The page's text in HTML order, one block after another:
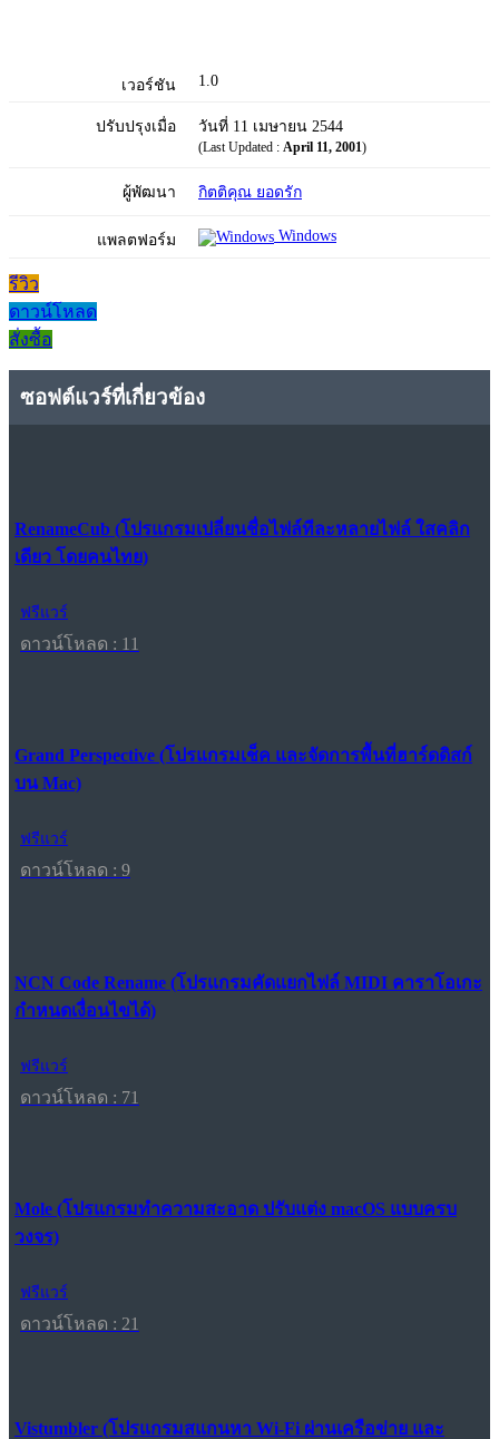
เวอร์ชัน 1.0
ปรับปรุงเมื่อ วันที่ 11 เมษายน 2544
(Last Updated : April 11, 2001)
ผู้พัฒนา กิตติคุณ ยอดรัก
แพลตฟอร์ม Windows
รีวิว
ดาวน์โหลด
สั่งซื้อ
ซอฟต์แวร์ที่เกี่ยวข้อง
RenameCub (โปรแกรมเปลี่ยนชื่อไฟล์ทีละหลายไฟล์ ใสคลิก
เดียว โดยคนไทย)
ฟรีแวร์
ดาวน์โหลด : 11
Grand Perspective (โปรแกรมเช็ค และจัดการพื้นที่ฮาร์ดดิสก์
บน Mac)
ฟรีแวร์
ดาวน์โหลด : 9
NCN Code Rename (โปรแกรมคัดแยกไฟล์ MIDI คาราโอเกะ
กำหนดเงื่อนไขได้)
ฟรีแวร์
ดาวน์โหลด : 71
Mole (โปรแกรมทำความสะอาด ปรับแต่ง macOS แบบครบ
วงจร)
ฟรีแวร์
ดาวน์โหลด : 21
Vistumbler (โปรแกรมสแกนหา Wi-Fi ผ่านเครือข่าย และ